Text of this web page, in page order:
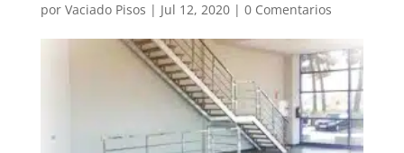
por Vaciado Pisos | Jul 12, 2020| 0 Comentarios